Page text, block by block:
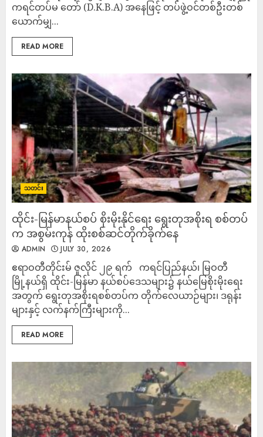
ကရင်တပ်မ တော် (D.K.B.A) အနေဖြင့် တပ်ဖွဲ့ဝင်တစ်ဦးတစ်
ယောက်မျှ...
READ MORE
သတင်း
ထိုင်း-မြန်မာနယ်စပ် စိုးမိုးနိုင်ရေး ရွေးတုအစိုးရ စစ်တပ်
က အစွမ်းကုန် ထိုးစစ်ဆင်တိုက်ခိုက်နေ
ADMIN JULY 30, 2026
ဧရာဝတီတိုင်းမ် ဇူလိုင် ၂၉ ရက် ကရင်ပြည်နယ်၊ မြဝတီ
မြို့နယ်ရှိ ထိုင်း-မြန်မာ နယ်စပ်ဒေသများ၌ နယ်မြေစိုးမိုးရေး
အတွက် ရွေးတုအစိုးရစစ်တပ်က တိုက်လေယာဉ်များ၊ ဒရုန်း
များနှင့် လက်နက်ကြီးများကို...
READ MORE